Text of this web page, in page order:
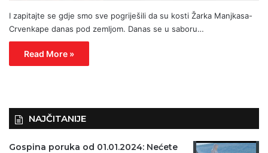
I zapitajte se gdje smo sve pogriješili da su kosti Žarka Manjkasa-
Crvenkape danas pod zemljom. Danas se u saboru…
Read More »
NAJČITANIJE
Gospina poruka od 01.01.2024: Nećete